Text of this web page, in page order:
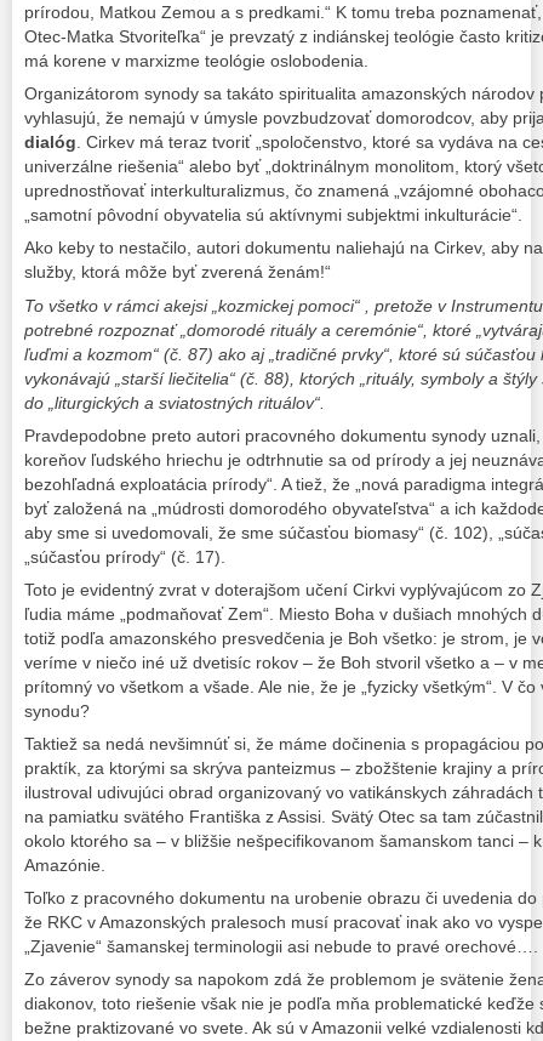
prírodou, Matkou Zemou a s predkami.“ K tomu treba
Otec-Matka Stvoriteľka“ je prevzatý z indiánskej teológie často
má korene v marxizme teológie oslobodenia.
Organizátorom synody sa takáto spiritualita amazonských národov
vyhlasujú, že nemajú v úmysle povzbudzovať domorodcov, aby
dialóg. Cirkev má teraz tvoriť „spoločenstvo, ktoré sa vydáva na
univerzálne riešenia“ alebo byť „doktrinálnym monolitom, ktorý
uprednostňovať interkulturalizmus, čo znamená „vzájomné
„samotní pôvodní obyvatelia sú aktívnymi subjektmi inkulturácie“.
Ako keby to nestačilo, autori dokumentu naliehajú na Cirkev, aby
služby, ktorá môže byť zverená ženám!“
To všetko v rámci akejsi „kozmickej pomoci“ , pretože v
potrebné rozpoznať „domorodé rituály a ceremónie“, ktoré
ľuďmi a kozmom“ (č. 87) ako aj „tradičné prvky“, ktoré sú
vykonávajú „starší liečitelia“ (č. 88), ktorých „rituály, symboly a
do „liturgických a sviatostných rituálov“.
Pravdepodobne preto autori pracovného dokumentu synody
koreňov ľudského hriechu je odtrhnutie sa od prírody a jej
bezohľadná exploatácia prírody“. A tiež, že „nová paradigma
byť založená na „múdrosti domorodého obyvateľstva“ a ich
aby sme si uvedomovali, že sme súčasťou biomasy“ (č. 102),
„súčasťou prírody“ (č. 17).
Toto je evidentný zvrat v doterajšom učení Cirkvi vyplývajúcom zo
ľudia máme „podmaňovať Zem“. Miesto Boha v dušiach mnohých
totiž podľa amazonského presvedčenia je Boh všetko: je strom, je
veríme v niečo iné už dvetisíc rokov – že Boh stvoril všetko a – v
prítomný vo všetkom a všade. Ale nie, že je „fyzicky všetkým“. V
synodu?
Taktiež sa nedá nevšimnúť si, že máme dočinenia s propagáciou
praktík, za ktorými sa skrýva panteizmus – zbožštenie krajiny a
ilustroval udivujúci obrad organizovaný vo vatikánskych záhradách
na pamiatku svätého Františka z Assisi. Svätý Otec sa tam
okolo ktorého sa – v bližšie nešpecifikovanom šamanskom tanci –
Amazónie.
Toľko z pracovného dokumentu na urobenie obrazu či uvedenia
že RKC v Amazonských pralesoch musí pracovať inak ako vo
„Zjavenie“ šamanskej terminologii asi nebude to pravé orechové….
Zo záverov synody sa napokom zdá že problemom je svätenie
diakonov, toto riešenie však nie je podľa mňa problematické keďže
bežne praktizované vo svete. Ak sú v Amazonii velké vzdialenosti